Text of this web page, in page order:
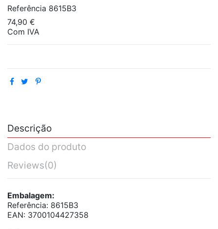
Referência 8615B3
74,90 €
Com IVA
Descrição
Dados do produto
Reviews(0)
Embalagem:
Referência: 8615B3
EAN: 3700104427358